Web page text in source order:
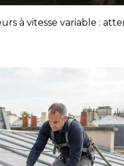
à vitesse variable :